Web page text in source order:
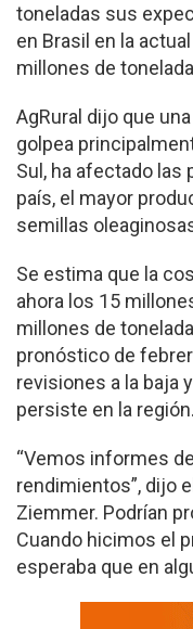
toneladas sus
en Brasil en la
millones de
AgRural dijo que
golpea
Sul, ha afectado
país, el mayor
semillas
Se estima que la
ahora los 15
millones de
pronóstico de
revisiones a la baja
persiste en la región.
“Vemos informes
rendimientos”, dijo
Ziemmer. Podrían
Cuando hicimos el
esperaba que en